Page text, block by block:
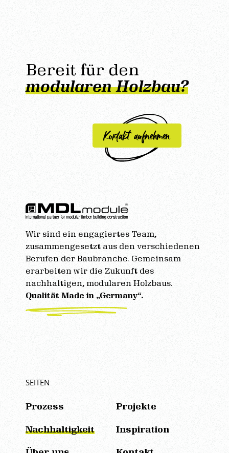
Bereit für den
modularen Holzbau?
Kontakt aufnehmen
Wir sind ein engagiertes Team,
zusammengesetzt aus den verschiedenen
Berufen der Baubranche. Gemeinsam
erarbeiten wir die Zukunft des
nachhaltigen, modularen Holzbaus.
Qualität Made in „Germany“.
SEITEN
Prozess Projekte
Nachhaltigkeit Inspiration